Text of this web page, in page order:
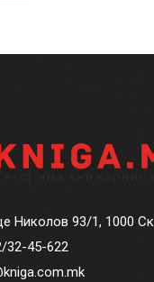
Николов 93/1, 1000
32-45-622